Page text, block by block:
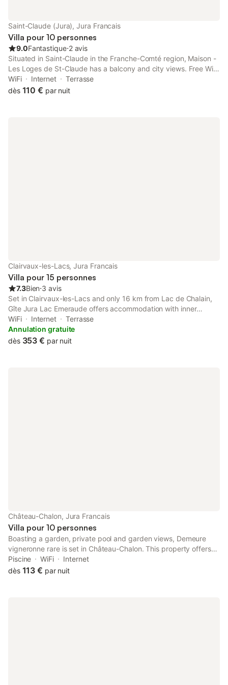
Saint-Claude (Jura), Jura Francais
Villa pour 10 personnes
9.0Fantastique⋅2 avis
Situated in Saint-Claude in the Franche-Comté region, Maison -
Les Loges de St-Claude has a balcony and city views. Free WiFi
is available throughout the property and Rousses Lake is 36 km
away.
WiFi Internet
Terrasse
dès 110 € par nuit
Clairvaux-les-Lacs, Jura Francais
Villa pour 15 personnes
7.3Bien⋅3 avis
Set in Clairvaux-les-Lacs and only 16 km from Lac de Chalain,
Gîte Jura Lac Emeraude offers accommodation with inner
courtyard views, free WiFi and free private parking.
WiFi Internet
Terrasse
Annulation gratuite
dès 353 € par nuit
Château-Chalon, Jura Francais
Villa pour 10 personnes
Boasting a garden, private pool and garden views, Demeure
vigneronne rare is set in Château-Chalon. This property offers
access to a terrace, free private parking and free WiFi. The
property is non-smoking and is situated 27 km from Lac de
Piscine WiFi
Internet
dès 113 € par nuit